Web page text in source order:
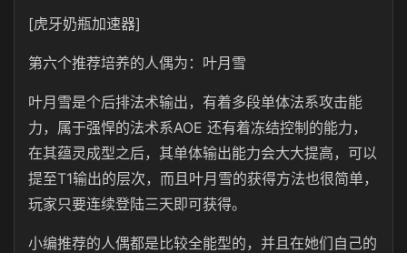
[虎牙奶瓶加速器]
第六个推荐培养的人偶为：叶月雪
叶月雪是个后排法术输出，有着多段单体法系攻击能
力，属于强悍的法术系AOE 还有着冻结控制的能力，
在其蕴灵成型之后，其单体输出能力会大大提高，可以
提至T1输出的层次，而且叶月雪的获得方法也很简单，
玩家只要连续登陆三天即可获得。
小编推荐的人偶都是比较全能型的，并且在她们自己的